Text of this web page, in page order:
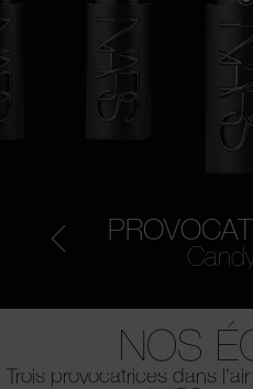
NOS
Trois provocatrices dans